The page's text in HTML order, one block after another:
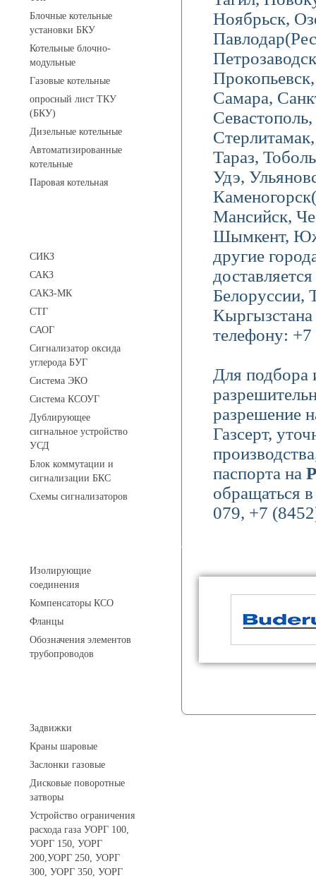
Блочные котельные
установки БКУ
Котельные блочно-
модульные
Газовые котельные
опросный лист ТКУ
(БКУ)
Дизельные котельные
Автоматизированные
котельные
Паровая котельная
СИКЗ
САКЗ
САКЗ-МК
СТГ
САОГ
Сигнализатор оксида
углерода БУГ
Система ЭКО
Система КСОУГ
Дублирующее
сигнальное устройство
УСД
Блок коммутации и
сигнализации БКС
Схемы сигнализаторов
Соединительные детали трубопровода
Изолирующие
соединения
Компенсаторы КСО
Фланцы
Обозначения элементов
трубопроводов
Задвижки
Краны шаровые
Заслонки газовые
Дисковые поворотные
затворы
Устройство ограничения
расхода газа УОРГ 100,
УОРГ 150, УОРГ
200,УОРГ 250, УОРГ
300, УОРГ 350, УОРГ
Ноябрьск,
Самара,
Тараз,
Удэ,
Мансийск,
Шымкент,
другие
Белоруссии,
Кыргызстана
телефону:
Для подбора
разрешение
Газсерт,
паспорта на
обращаться
079, +7